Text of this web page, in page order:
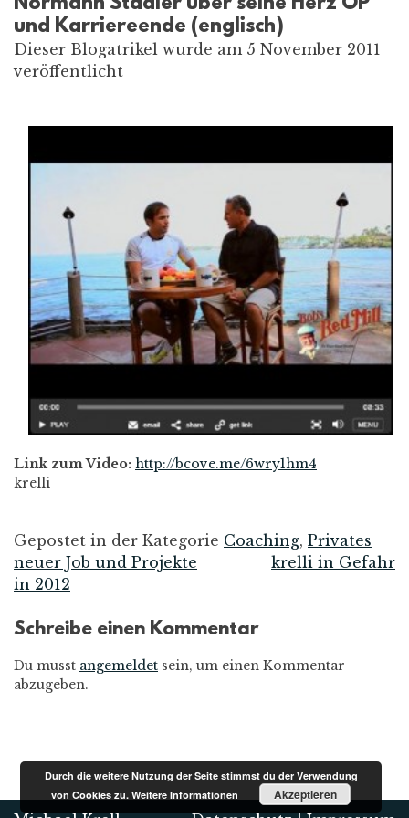
und Karriereende (englisch)
Dieser Blogatrikel wurde am 5 November 2011
veröffentlicht
Link zum Video: http://bcove.me/6wry1hm4
krelli
Gepostet in der Kategorie Coaching, Privates
Beitrags-
Navigation
neuer Job und Projekte
in 2012
krelli in Gefahr
Schreibe einen Kommentar
Du musst angemeldet sein, um einen Kommentar
abzugeben.
Durch die weitere Nutzung der Seite stimmst du der Verwendung
von Cookies zu.Weitere Informationen Akzeptieren